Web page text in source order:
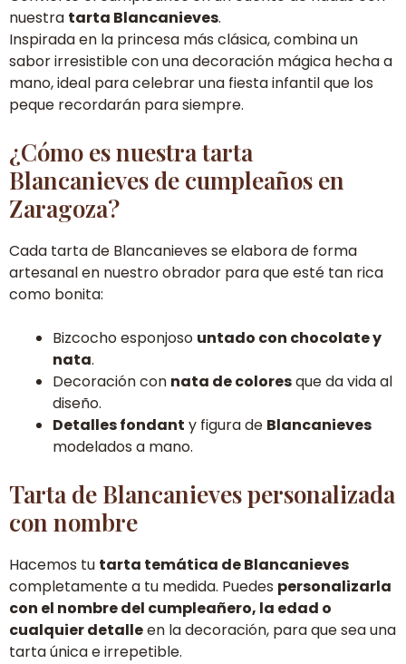
nuestra tarta Blancanieves.
Inspirada en la princesa más clásica, combina un
sabor irresistible con una decoración mágica hecha a
mano, ideal para celebrar una fiesta infantil que los
peque recordarán para siempre.
¿Cómo es nuestra tarta
Blancanieves de cumpleaños en
Zaragoza?
Cada tarta de Blancanieves se elabora de forma
artesanal en nuestro obrador para que esté tan rica
como bonita:
Bizcocho esponjoso untado con chocolate y
nata.
Decoración con nata de coloresque da vida al
diseño.
Detalles fondant y figura de Blancanieves
modelados a mano.
Tarta de Blancanieves personalizada
con nombre
Hacemos tu tarta temática de Blancanieves
completamente a tu medida. Puedes personalizarla
con el nombre del cumpleañero, la edad o
cualquier detalleen la decoración, para que sea una
tarta única e irrepetible.